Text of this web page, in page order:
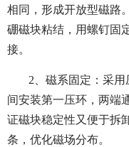
相同，形成开放型磁路
硼磁块粘结，用螺钉固
接。
2、磁系固定：采用
间安装第一压环，两端
证磁块稳定性又便于拆
条，优化磁场分布。